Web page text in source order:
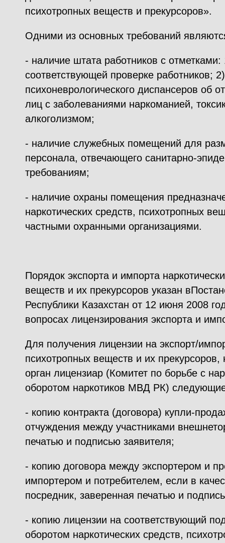
психотропных веществ и прекурсоров».
Одними из основных требований
- наличие штата работников с
соответствующей проверке работников;
психоневрологического диспансеров об
лиц с заболеваниями наркоманией,
алкоголизмом;
- наличие служебных помещений для
персонала, отвечающего санитарно-
требованиям;
- наличие охраны помещения
наркотических средств, психотропных
частными охранными организациями.
Порядок экспорта и импорта
веществ и их прекурсоров указан
Республики Казахстан от 12 июня 2008
вопросах лицензирования экспорта и
Для получения лицензии на экспорт/
психотропных веществ и их
орган лицензиар (Комитет по борьбе с
оборотом наркотиков МВД РК)
- копию контракта (договора) купли-
отчуждения между участниками
печатью и подписью заявителя;
- копию договора между экспортером и
импортером и потребителем, если в
посредник, заверенная печатью и
- копию лицензии на соответствующий
оборотом наркотических средств,